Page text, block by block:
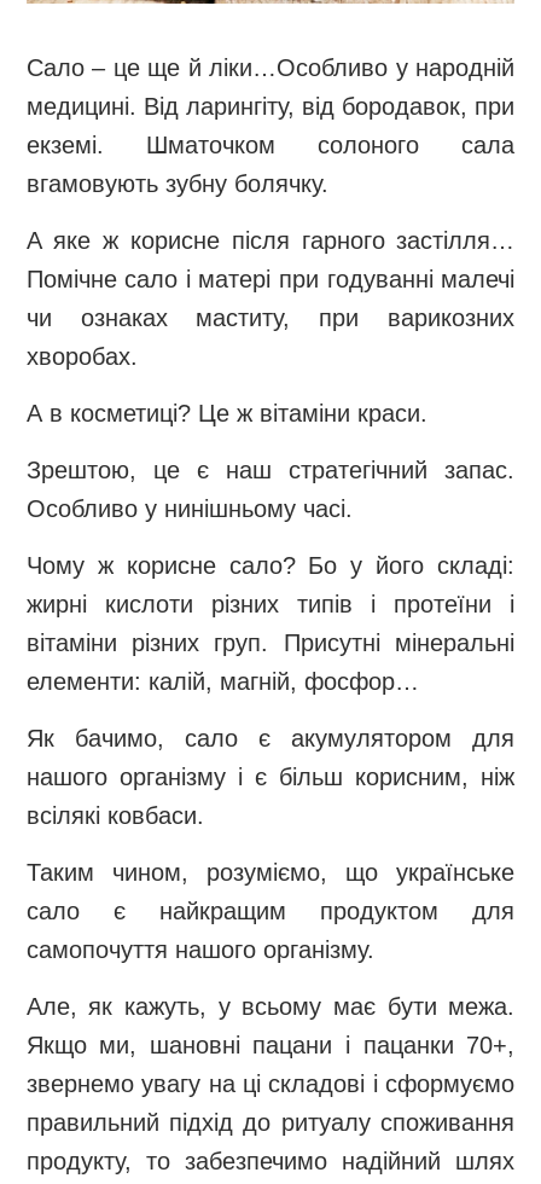
Сало – це ще й ліки…Особливо у народній
медицині. Від ларингіту, від бородавок, при
екземі. Шматочком солоного сала
вгамовують зубну болячку.
А яке ж корисне після гарного застілля…
Помічне сало і матері при годуванні малечі
чи ознаках маститу, при варикозних
хворобах.
А в косметиці? Це ж вітаміни краси.
Зрештою, це є наш стратегічний запас.
Особливо у нинішньому часі.
Чому ж корисне сало? Бо у його складі:
жирні кислоти різних типів і протеїни і
вітаміни різних груп. Присутні мінеральні
елементи: калій, магній, фосфор…
Як бачимо, сало є акумулятором для
нашого організму і є більш корисним, ніж
всілякі ковбаси.
Таким чином, розуміємо, що українське
сало є найкращим продуктом для
самопочуття нашого організму.
Але, як кажуть, у всьому має бути межа.
Якщо ми, шановні пацани і пацанки 70+,
звернемо увагу на ці складові і сформуємо
правильний підхід до ритуалу споживання
продукту, то забезпечимо надійний шлях